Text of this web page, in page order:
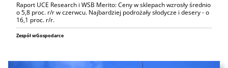
Raport UCE Research i WSB Merito: Ceny w sklepach wzrosły średnio
o 5,8 proc. r/r w czerwcu. Najbardziej podrożały słodycze i desery - o
16,1 proc. r/r.
Zespół wGospodarce